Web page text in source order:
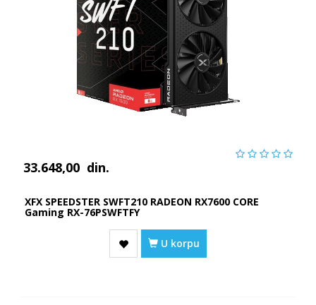
33.648,00 din.
XFX SPEEDSTER SWFT210 RADEON RX7600 CORE
Gaming RX-76PSWFTFY
U korpu